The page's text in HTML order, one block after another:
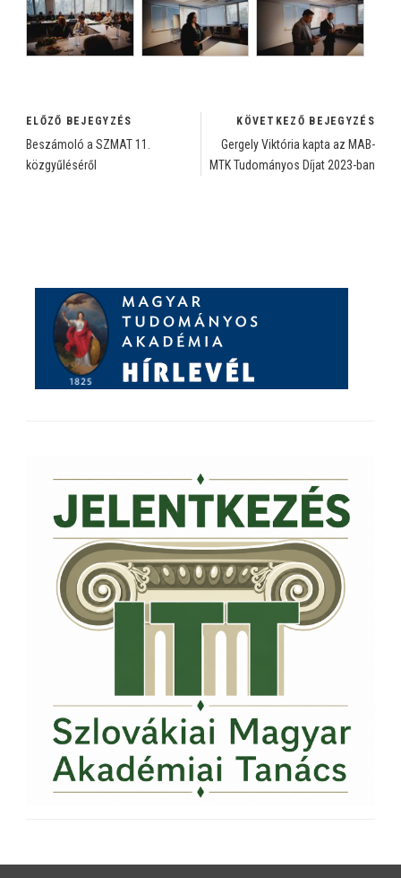
ELŐZŐ BEJEGYZÉS
Beszámoló a SZMAT 11.
közgyűléséről
KÖVETKEZŐ BEJEGYZÉS
Gergely Viktória kapta az MAB-
MTK Tudományos Díjat 2023-ban